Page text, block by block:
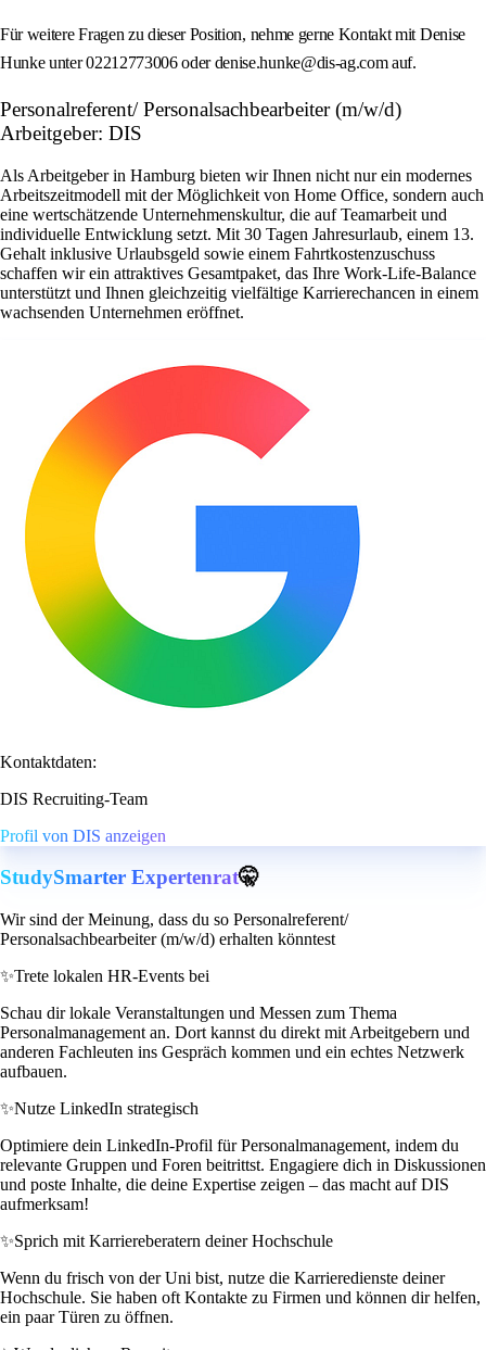
Für weitere Fragen zu dieser Position, nehme gerne Kontakt mit Denise
Hunke unter 02212773006 oder denise.hunke@dis-ag.com auf.
Personalreferent/ Personalsachbearbeiter (m/w/d)
Arbeitgeber: DIS
Als Arbeitgeber in Hamburg bieten wir Ihnen nicht nur ein modernes
Arbeitszeitmodell mit der Möglichkeit von Home Office, sondern auch
eine wertschätzende Unternehmenskultur, die auf Teamarbeit und
individuelle Entwicklung setzt. Mit 30 Tagen Jahresurlaub, einem 13.
Gehalt inklusive Urlaubsgeld sowie einem Fahrtkostenzuschuss
schaffen wir ein attraktives Gesamtpaket, das Ihre Work-Life-Balance
unterstützt und Ihnen gleichzeitig vielfältige Karrierechancen in einem
wachsenden Unternehmen eröffnet.
Kontaktdaten:
DIS Recruiting-Team
Profil von DIS anzeigen
StudySmarter Expertenrat🤫
Wir sind der Meinung, dass du so Personalreferent/
Personalsachbearbeiter (m/w/d) erhalten könntest
✨Trete lokalen HR-Events bei
Schau dir lokale Veranstaltungen und Messen zum Thema
Personalmanagement an. Dort kannst du direkt mit Arbeitgebern und
anderen Fachleuten ins Gespräch kommen und ein echtes Netzwerk
aufbauen.
✨Nutze LinkedIn strategisch
Optimiere dein LinkedIn-Profil für Personalmanagement, indem du
relevante Gruppen und Foren beitrittst. Engagiere dich in Diskussionen
und poste Inhalte, die deine Expertise zeigen – das macht auf DIS
aufmerksam!
✨Sprich mit Karriereberatern deiner Hochschule
Wenn du frisch von der Uni bist, nutze die Karrieredienste deiner
Hochschule. Sie haben oft Kontakte zu Firmen und können dir helfen,
ein paar Türen zu öffnen.